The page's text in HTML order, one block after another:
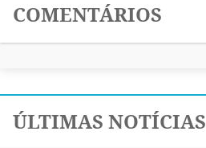
COMENTÁRIOS
ÚLTIMAS NOTÍCIAS